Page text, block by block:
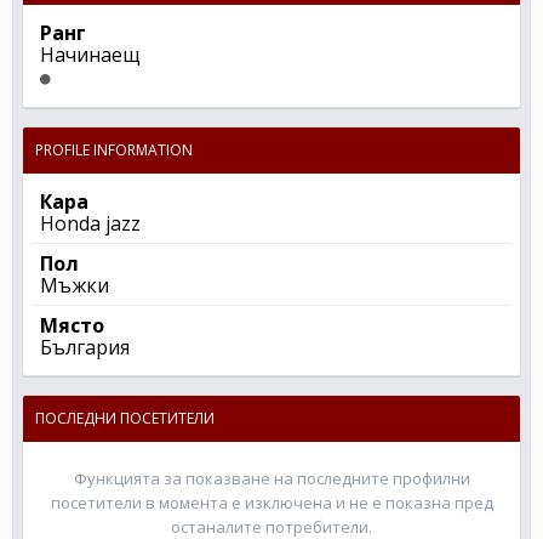
Ранг
Начинаещ
PROFILE INFORMATION
Кара
Honda jazz
Пол
Мъжки
Място
България
ПОСЛЕДНИ ПОСЕТИТЕЛИ
Функцията за показване на последните профилни
посетители в момента е изключена и не е показна пред
останалите потребители.